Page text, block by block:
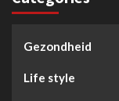
Gezondheid
Life style